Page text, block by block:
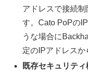
アドレスで接続
す。Cato PoPの
うな場合に
定のIPアドレスか
既存セキュリテ